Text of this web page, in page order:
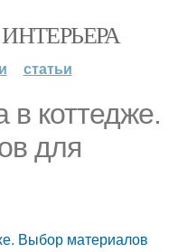
статьи
в коттедже.
для
Выбор материалов